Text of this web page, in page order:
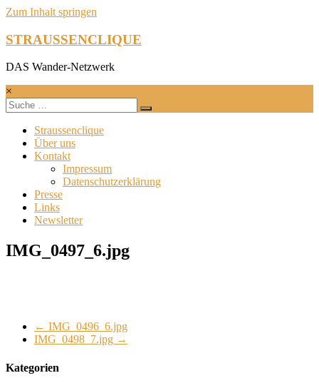
Zum Inhalt springen
STRAUSSENCLIQUE
DAS Wander-Netzwerk
×
Straussenclique
Über uns
Kontakt
Impressum
Datenschutzerklärung
Presse
Links
Newsletter
IMG_0497_6.jpg
← IMG_0496_6.jpg
IMG_0498_7.jpg →
Kategorien